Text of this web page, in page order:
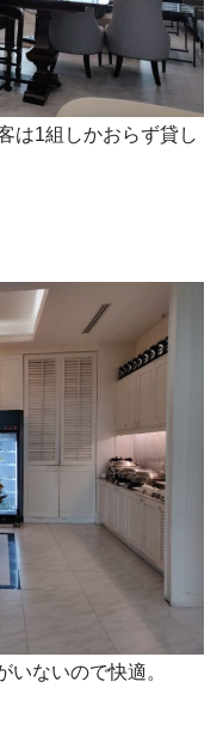
は1組しかおらず貸し
ないので快適。